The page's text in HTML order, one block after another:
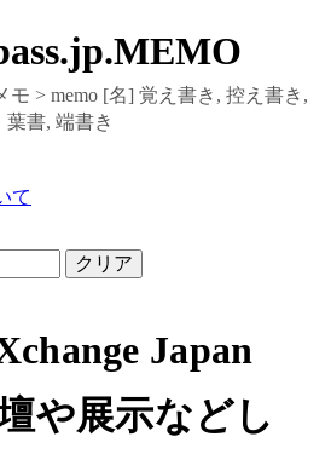
モ > memo [名] 覚え書き, 控え書き,
葉書, 端書き
て
クリア
Japan
や展示などし